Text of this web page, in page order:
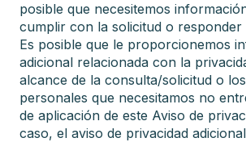
posible que necesitemos
cumplir con la solicitud o responder
Es posible que le proporcionemos
adicional relacionada con la
alcance de la consulta/solicitud o
personales que necesitamos no
de aplicación de este Aviso de
caso, el aviso de privacidad